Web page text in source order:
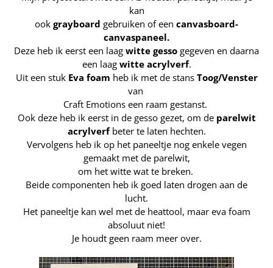
kan
ook grayboard gebruiken of een canvasboard-
canvaspaneel.
Deze heb ik eerst een laag witte gesso gegeven en daarna
een laag witte acrylverf.
Uit een stuk Eva foam heb ik met de stans Toog/Venster
van
Craft Emotions een raam gestanst.
Ook deze heb ik eerst in de gesso gezet, om de parelwit
acrylverf beter te laten hechten.
Vervolgens heb ik op het paneeltje nog enkele vegen
gemaakt met de parelwit,
om het witte wat te breken.
Beide componenten heb ik goed laten drogen aan de
lucht.
Het paneeltje kan wel met de heattool, maar eva foam
absoluut niet!
Je houdt geen raam meer over.